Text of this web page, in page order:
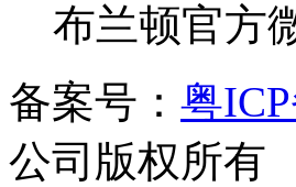
布兰顿官方
备案号： 粤
公司版权所